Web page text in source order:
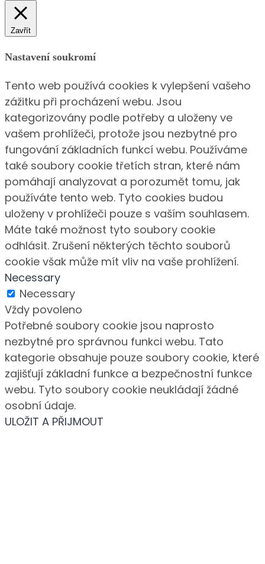
Zavřít
Nastavení soukromí
Tento web používá cookies k vylepšení vašeho
zážitku při procházení webu. Jsou
kategorizovány podle potřeby a uloženy ve
vašem prohlížeči, protože jsou nezbytné pro
fungování základních funkcí webu. Používáme
také soubory cookie třetích stran, které nám
pomáhají analyzovat a porozumět tomu, jak
používáte tento web. Tyto cookies budou
uloženy v prohlížeči pouze s vaším souhlasem.
Máte také možnost tyto soubory cookie
odhlásit. Zrušení některých těchto souborů
cookie však může mít vliv na vaše prohlížení.
Necessary
Necessary
Vždy povoleno
Potřebné soubory cookie jsou naprosto
nezbytné pro správnou funkci webu. Tato
kategorie obsahuje pouze soubory cookie, které
zajišťují základní funkce a bezpečnostní funkce
webu. Tyto soubory cookie neukládají žádné
osobní údaje.
ULOŽIT A PŘIJMOUT